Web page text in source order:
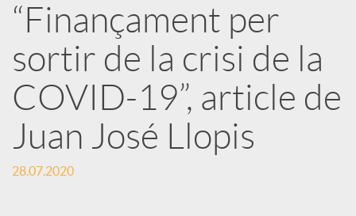
x
e
s
“Finançament per
sortir de la crisi de la
COVID-19”, article de
Juan José Llopis
28.07.2020